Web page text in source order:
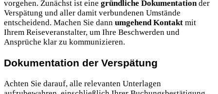
vorgehen. Zunächst ist eine gründliche Dokumentationder
Verspätung und aller damit verbundenen Umstände
entscheidend. Machen Sie dann umgehend Kontakt mit
Ihrem Reiseveranstalter, um Ihre Beschwerden und
Ansprüche klar zu kommunizieren.
Dokumentation der Verspätung
Achten Sie darauf, alle relevanten Unterlagen